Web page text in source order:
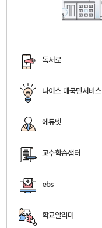
독서로
나이스 대국민서비스
에듀넷
교수학습샘터
ebs
학교알리미